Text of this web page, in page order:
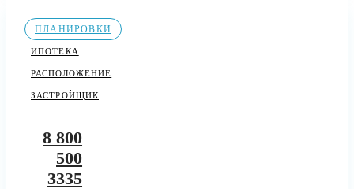
ПЛАНИРОВКИ
ИПОТЕКА
РАСПОЛОЖЕНИЕ
ЗАСТРОЙЩИК
8 800
500
3335